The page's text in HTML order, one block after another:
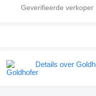
Details over